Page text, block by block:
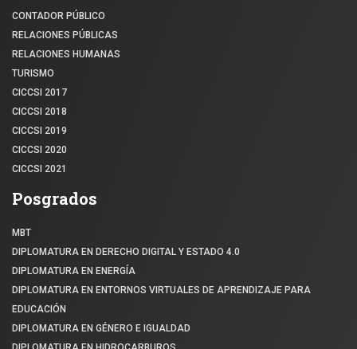
CONTADOR PÚBLICO
RELACIONES PÚBLICAS
RELACIONES HUMANAS
TURISMO
CICCSI 2017
CICCSI 2018
CICCSI 2019
CICCSI 2020
CICCSI 2021
Posgrados
MBT
DIPLOMATURA EN DERECHO DIGITAL Y ESTADO 4.0
DIPLOMATURA EN ENERGÍA
DIPLOMATURA EN ENTORNOS VIRTUALES DE APRENDIZAJE PARA
EDUCACIÓN
DIPLOMATURA EN GÉNERO E IGUALDAD